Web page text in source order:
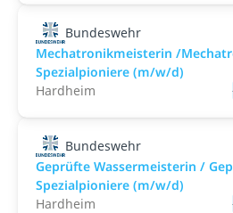
Bundeswehr
Mechatronikmeisterin /
Spezialpioniere (m/w/d)
Hardheim
Bundeswehr
Geprüfte Wassermeisterin /
Spezialpioniere (m/w/d)
Hardheim